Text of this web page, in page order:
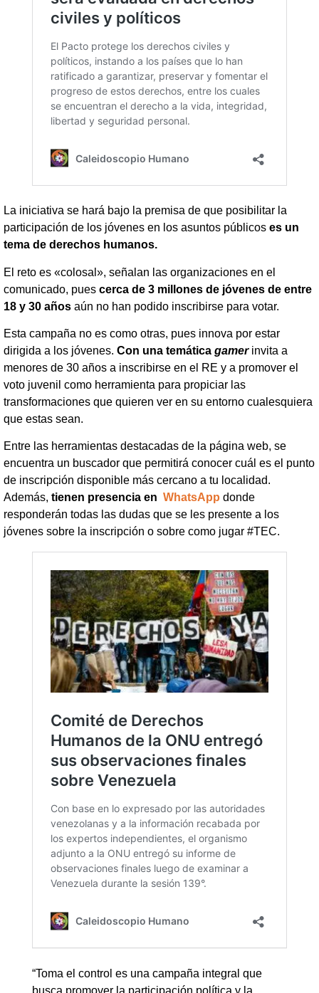
La iniciativa se hará bajo la premisa de que posibilitar la
participación de los jóvenes en los asuntos públicos es un
tema de derechos humanos.
El reto es «colosal», señalan las organizaciones en el
comunicado, pues cerca de 3 millones de jóvenes de entre
18 y 30 años aún no han podido inscribirse para votar.
Esta campaña no es como otras, pues innova por estar
dirigida a los jóvenes. Con una temática gamer invita a
menores de 30 años a inscribirse en el RE y a promover el
voto juvenil como herramienta para propiciar las
transformaciones que quieren ver en su entorno cualesquiera
que estas sean.
Entre las herramientas destacadas de la página web, se
encuentra un buscador que permitirá conocer cuál es el punto
de inscripción disponible más cercano a tu localidad.
Además, tienen presencia en WhatsApp donde
responderán todas las dudas que se les presente a los
jóvenes sobre la inscripción o sobre como jugar #TEC.
“Toma el control es una campaña integral que